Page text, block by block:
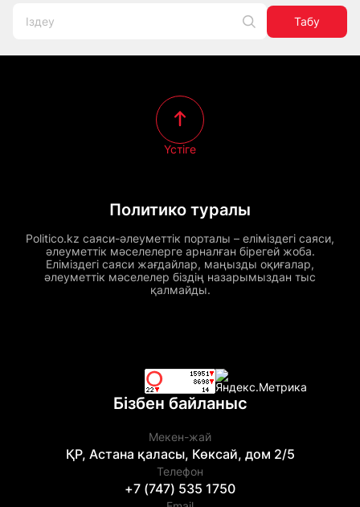
Табу
Политико туралы
Politico.kz саяси-әлеуметтік порталы – еліміздегі саяси,
әлеуметтік мәселелерге арналған бірегей жоба.
Еліміздегі саяси жағдайлар, маңызды оқиғалар,
әлеуметтік мәселелер біздің назарымыздан тыс
қалмайды.
Үстіге
Бізбен байланыс
Мекен-жай
ҚР, Астана қаласы, Көксай, дом 2/5
Телефон
+7 (747) 535 1750